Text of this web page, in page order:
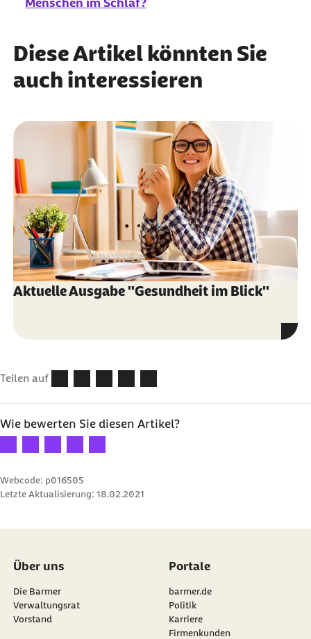
Menschen im Schlaf?
Diese Artikel könnten Sie
auch interessieren
Aktuelle Ausgabe "Gesundheit im Blick"
Teilen auf
Wie bewerten Sie diesen Artikel?
Ihre Bewertung: 1 Stern
Ihre Bewertung: 2 Sterne
Ihre Bewertung: 3 Sterne
Ihre Bewertung: 4 Sterne
Ihre Bewertung: 5 Sterne
Webcode: p016505
Letzte Aktualisierung: 18.02.2021
Über uns
Die Barmer
Verwaltungsrat
Vorstand
Portale
barmer.de
Politik
Karriere
Firmenkunden